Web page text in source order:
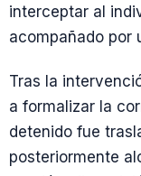
interceptar al
acompañado por
Tras la
a formalizar la
detenido fue
posteriormente